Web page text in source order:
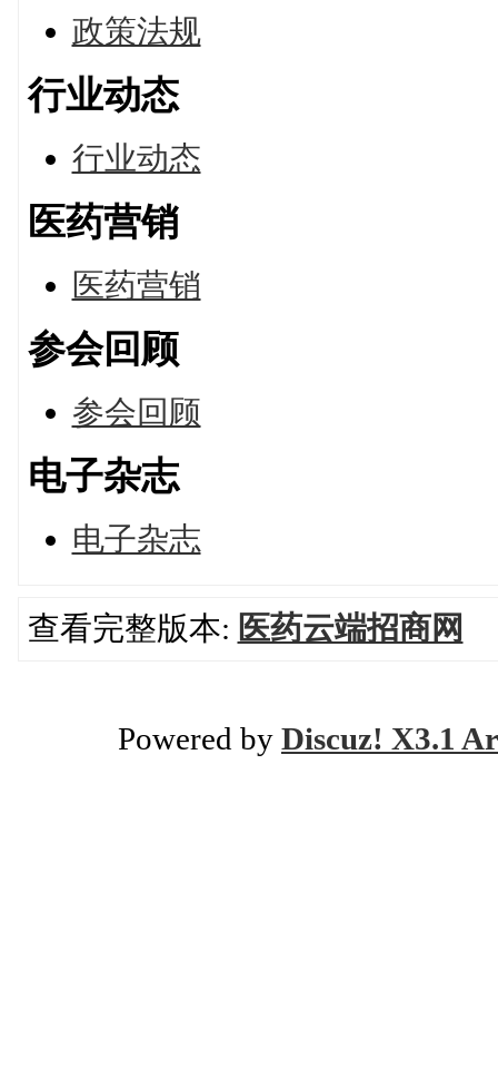
政策法规
行业动态
行业动态
医药营销
医药营销
参会回顾
参会回顾
电子杂志
电子杂志
查看完整版本: 医药云端招商网
Powered by Discuz! X3.1